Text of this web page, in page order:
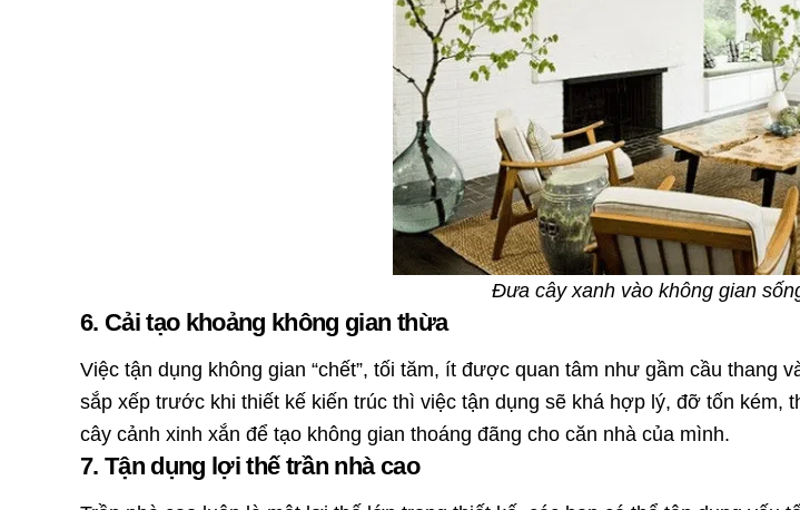
Đưa cây xanh vào không gian
6. Cải tạo khoảng không gian thừa
Việc tận dụng không gian “chết”, tối tăm, ít được quan tâm như gầm cầu thang
sắp xếp trước khi thiết kế kiến trúc thì việc tận dụng sẽ khá hợp lý, đỡ tốn kém,
cây cảnh xinh xắn để tạo không gian thoáng đãng cho căn nhà của mình.
7. Tận dụng lợi thế trần nhà cao